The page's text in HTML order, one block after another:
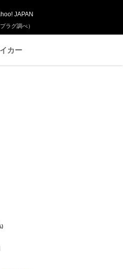
ラグ調べ）
JAPAN
カー
)